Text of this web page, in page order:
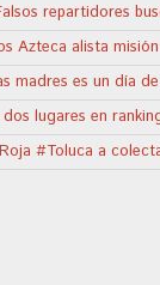
repartidores
Azteca alista
madres es un día
lugares en
#Toluca a